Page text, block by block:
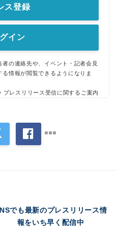
ス登録
イン
の連絡先や、イベント・記者会見
情報が閲覧できるようになりま
プレスリリース受信に関するご案内
でも最新のプレスリリース情
報をいち早く配信中